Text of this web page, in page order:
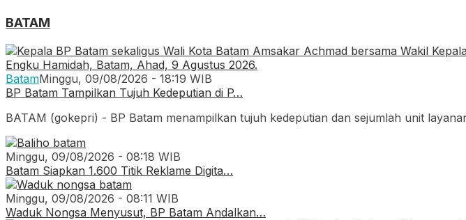
BATAM
BatamMinggu, 09/08/2026 - 18:19 WIB
BP Batam Tampilkan Tujuh Kedeputian di P…
BATAM (gokepri) - BP Batam menampilkan tujuh kedeputian dan sejumlah unit
Minggu, 09/08/2026 - 08:18 WIB
Batam Siapkan 1.600 Titik Reklame Digita…
Minggu, 09/08/2026 - 08:11 WIB
Waduk Nongsa Menyusut, BP Batam Andalkan…